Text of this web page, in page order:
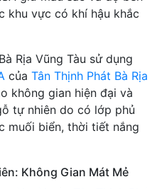
khu vực có khí hậu khắc
Rịa Vũng Tàu sử dụng
của Tân Thịnh Phát Bà Rịa
không gian hiện đại và
tự nhiên do có lớp phủ
muối biển, thời tiết nắng
Không Gian Mát Mẻ